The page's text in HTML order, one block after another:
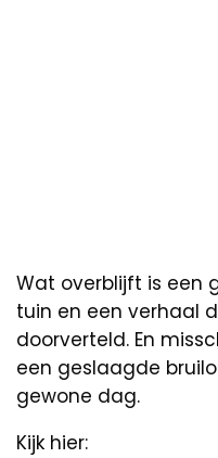
Wat overblijft is een
tuin en een verhaal
doorverteld. En
een geslaagde
gewone dag.
Kijk hier: